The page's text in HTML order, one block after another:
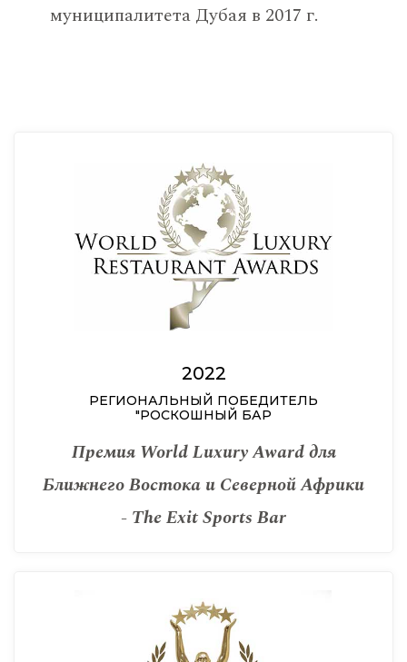
муниципалитета Дубая в 2017 г.
2022
РЕГИОНАЛЬНЫЙ ПОБЕДИТЕЛЬ
"РОСКОШНЫЙ БАР
Премия World Luxury Award для
Ближнего Востока и Северной Африки
- The Exit Sports Bar